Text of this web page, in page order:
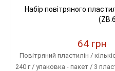
Набір повітряного
64 грн
Повітряний пластилін /
240 г / упаковка - пакет / 3